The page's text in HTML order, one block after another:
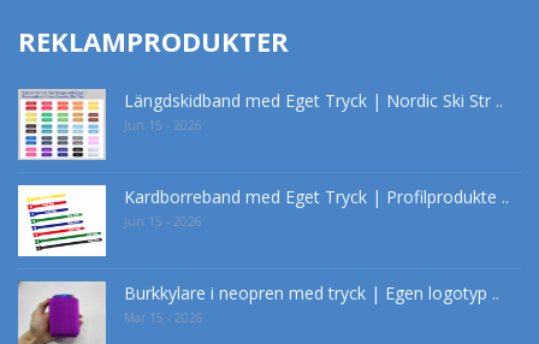
REKLAMPRODUKTER
Längdskidband med Eget Tryck | Nordic Ski Str ..
Jun 15 - 2026
Kardborreband med Eget Tryck | Profilprodukte ..
Jun 15 - 2026
Burkkylare i neopren med tryck | Egen logotyp ..
Mar 15 - 2026